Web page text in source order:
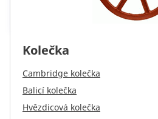
Kolečka
Cambridge kolečka
Balicí kolečka
Hvězdicová kolečka